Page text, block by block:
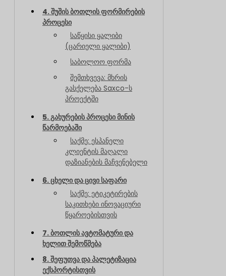
4. შუშის ბოთლის ფორმირების
პროცესი
საწყისი ყალიბი
(ცარიელი ყალიბი)
საბოლოო ფორმა
შემთხვევა: მხრის
გასქელება Saxco-ს
პროექტში
5. გახურების პროცესი მინის
წარმოებაში
საქმე: ესპანელი
კლიენტის მაღალი
დაზიანების მაჩვენებელი
6. ცხელი და ცივი საფარი
საქმე: ეტიკეტირების
საკითხები ინოვაციური
წყაროებისთვის
7. ბოთლის ავტომატური და
ხელით შემოწმება
8. შეფუთვა და პალეტიზაცია
ექსპორტისთვის